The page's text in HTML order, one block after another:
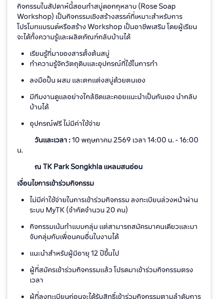
กิจกรรมในสัปดาห์นี้สอนทำสบู่ดอกกุหลาบ (Rose Soap
Workshop) เป็นกิจกรรมเชิงสร้างสรรค์ที่เหมาะสำหรับการ
โปรโมทแบรนด์หรือสร้าง Workshop เป็นอาชีพเสริม โดยผู้เรียน
จะได้ทั้งความรู้และผลิตภัณฑ์กลับบ้านได้
เรียนรู้ที่มาของสารตั้งต้นสบู่
ทำความรู้จักวัตถุดิบและอุปกรณ์ที่ใช้ในการทำ
ลงมือปั้น ผสม และตกแต่งสบู่ด้วยตนเอง
มีทีมงานดูแลอย่างใกล้ชิดและคอยแนะนำเป็นกันเอง นำกลับ
บ้านได้
อุปกรณ์ฟรี ไม่มีค่าใช้จ่าย
วันและเวลา :10 พฤษภาคม 2569 เวลา 14:00 น. - 16:00
น.
ณ TK Park Songkhla แหลมสนอ่อน
เงื่อนไขการเข้าร่วมกิจกรรม
ไม่มีค่าใช้จ่ายในการเข้าร่วมกิจกรรม ลงทะเบียนล่วงหน้าผ่าน
ระบบ MyTK (จำกัดจำนวน 20 คน)
กิจกรรมเน้นทำแบบกลุ่ม แต่สามารถสมัครมาคนเดียวและมา
จับกลุ่มกับเพื่อนคนอื่นในงานได้
แนะนำสำหรับผู้มีอายุ 12 ปีขึ้นไป
ผู้ที่สมัครเข้าร่วมกิจกรรมแล้ว โปรดมาเข้าร่วมกิจกรรมตรง
เวลา
ผู้ที่ลงทะเบียนก่อนจะได้รับสิทธิ์เข้าร่วมกิจกรรมตามลำดับการ